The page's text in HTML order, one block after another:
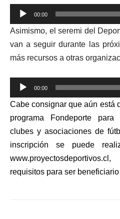
Reproductor
de
audio
00:00
Asimismo, el seremi del
van a seguir durante las
más recursos a otras
Reproductor
de
audio
00:00
Cabe consignar que aún está
programa Fondeporte para
clubes y asociaciones de
inscripción se puede
requisitos para ser